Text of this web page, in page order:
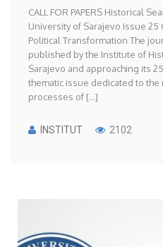
CALL FOR PAPERS Historical
University of Sarajevo Issue 25
Political Transformation The
published by the Institute of
Sarajevo and approaching its
thematic issue dedicated to
processes of [...]
INSTITUT 2102